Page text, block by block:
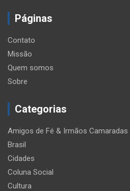
Páginas
Contato
Missão
Quem somos
Sobre
Categorias
Amigos de Fé & Irmãos Camaradas
Brasil
Cidades
Coluna Social
Cultura